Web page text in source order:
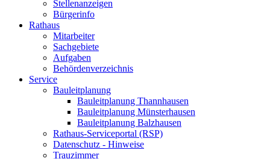
Stellenanzeigen
Bürgerinfo
Rathaus
Mitarbeiter
Sachgebiete
Aufgaben
Behördenverzeichnis
Service
Bauleitplanung
Bauleitplanung Thannhausen
Bauleitplanung Münsterhausen
Bauleitplanung Balzhausen
Rathaus-Serviceportal (RSP)
Datenschutz - Hinweise
Trauzimmer